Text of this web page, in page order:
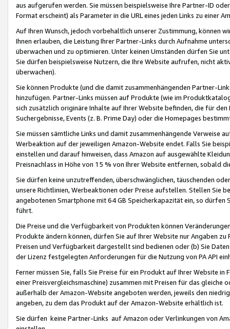
aus aufgerufen werden. Sie müssen beispielsweise Ihre Partner-ID
Format erscheint) als Parameter in die URL eines jeden Links zu einer
Auf Ihren Wunsch, jedoch vorbehaltlich unserer Zustimmung, können
Ihnen erlauben, die Leistung Ihrer Partner-Links durch Aufnahme
überwachen und zu optimieren. Unter keinen Umständen dürfen Sie
Sie dürfen beispielsweise Nutzern, die Ihre Website aufrufen, nicht
überwachen).
Sie können Produkte (und die damit zusammenhängenden Partner-
hinzufügen. Partner-Links müssen auf Produkte (wie im
sich zusätzlich originäre Inhalte auf Ihrer Website befinden, die für
Suchergebnisse, Events (z. B. Prime Day) oder die Homepages
Sie müssen sämtliche Links und damit zusammenhängende
Werbeaktion auf der jeweiligen Amazon-Website endet. Falls Sie
einstellen und darauf hinweisen, dass Amazon auf ausgewählte
Preisnachlass in Höhe von 15 % von Ihrer Website entfernen, sobald
Sie dürfen keine unzutreffenden, überschwänglichen, täuschenden
unsere Richtlinien, Werbeaktionen oder Preise aufstellen. Stellen Sie
angebotenen Smartphone mit 64 GB Speicherkapazität ein, so dürfen
führt.
Die Preise und die Verfügbarkeit von Produkten können
Produkte ändern können, dürfen Sie auf Ihrer Website nur Angaben
Preisen und Verfügbarkeit dargestellt sind bedienen oder (b) Sie
der Lizenz festgelegten Anforderungen für die Nutzung von PA API
Ferner müssen Sie, falls Sie Preise für ein Produkt auf Ihrer Website
einer Preisvergleichsmaschine) zusammen mit Preisen für das
außerhalb der Amazon-Website angeboten werden, jeweils den
angeben, zu dem das Produkt auf der Amazon-Website erhältlich ist.
Sie dürfen keine Partner-Links auf Amazon oder Verlinkungen von